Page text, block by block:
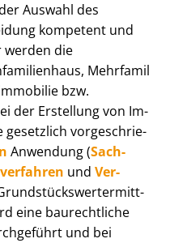
Auswahl des
kompetent und
werden die
Mehr­fa­mi­l
bzw.
der Erstellung von Im­
gesetzlich vor­ge­schrie­
Anwendung (Sach­
und Ver­
eine baurechtliche
und bei